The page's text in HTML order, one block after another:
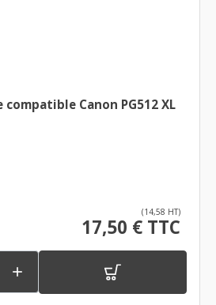
Canon PG512 XL
(14,58 HT)
17,50 € TTC
